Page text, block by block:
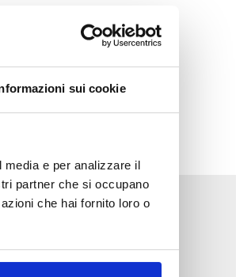
sui cookie
e per analizzare il
partner che si occupano
che hai fornito loro o